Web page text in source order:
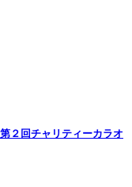
２回チャリティーカラオ